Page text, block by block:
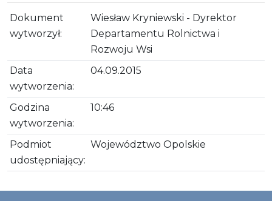
Dokument
wytworzył:
Wiesław Kryniewski - Dyrektor
Departamentu Rolnictwa i
Rozwoju Wsi
Data
wytworzenia:
04.09.2015
Godzina
wytworzenia:
10:46
Podmiot
udostępniający:
Województwo Opolskie